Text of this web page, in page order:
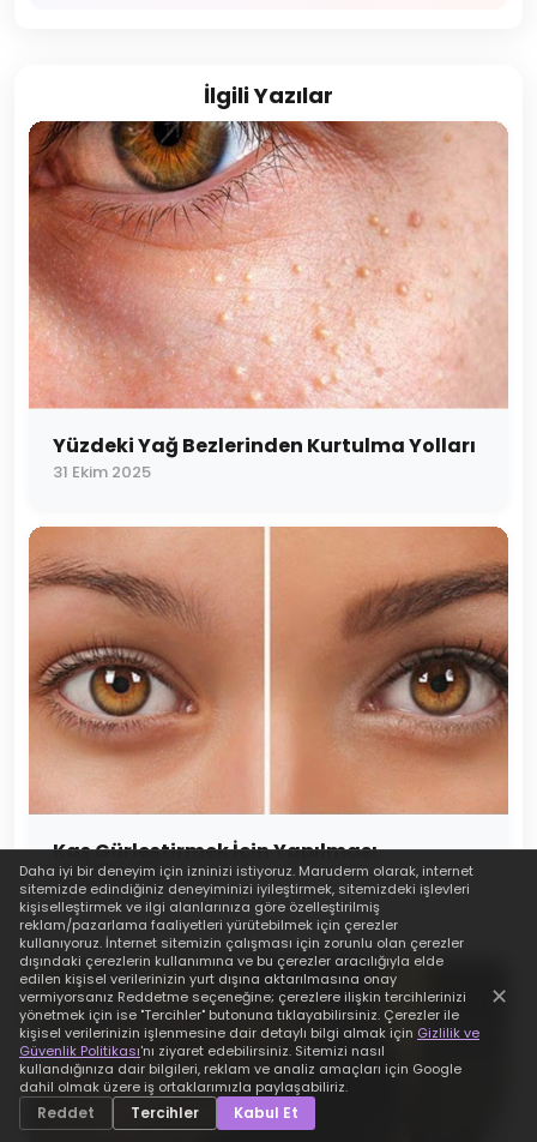
İlgili Yazılar
Yüzdeki Yağ Bezlerinden Kurtulma Yolları
31 Ekim 2025
Kaş Gürleştirmek İçin Yapılması
Gerekenler
12 Mart 2026
Daha iyi bir deneyim için izninizi istiyoruz. Maruderm olarak, internet
sitemizde edindiğiniz deneyiminizi iyileştirmek, sitemizdeki işlevleri
kişiselleştirmek ve ilgi alanlarınıza göre özelleştirilmiş
reklam/pazarlama faaliyetleri yürütebilmek için çerezler
kullanıyoruz. İnternet sitemizin çalışması için zorunlu olan çerezler
dışındaki çerezlerin kullanımına ve bu çerezler aracılığıyla elde
edilen kişisel verilerinizin yurt dışına aktarılmasına onay
vermiyorsanız Reddetme seçeneğine; çerezlere ilişkin tercihlerinizi
yönetmek için ise "Tercihler" butonuna tıklayabilirsiniz. Çerezler ile
kişisel verilerinizin işlenmesine dair detaylı bilgi almak için Gizlilik ve
Güvenlik Politikası'nı ziyaret edebilirsiniz. Sitemizi nasıl
kullandığınıza dair bilgileri, reklam ve analiz amaçları için Google
dahil olmak üzere iş ortaklarımızla paylaşabiliriz.
Reddet Tercihler Kabul Et
✕